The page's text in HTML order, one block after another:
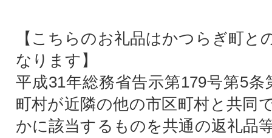
【こちらのお礼品はかつらぎ町と
なります】
平成31年総務省告示第179号第5条
町村が近隣の他の市区町村と共同
かに該当するものを共通の返礼品